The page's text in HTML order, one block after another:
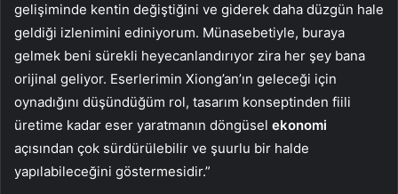
gelişiminde kentin değiştiğini ve giderek daha düzgün hale
geldiği izlenimini ediniyorum. Münasebetiyle, buraya
gelmek beni sürekli heyecanlandırıyor zira her şey bana
orijinal geliyor. Eserlerimin Xiong’an’ın geleceği için
oynadığını düşündüğüm rol, tasarım konseptinden fiili
üretime kadar eser yaratmanın döngüsel ekonomi
açısından çok sürdürülebilir ve şuurlu bir halde
yapılabileceğini göstermesidir.”